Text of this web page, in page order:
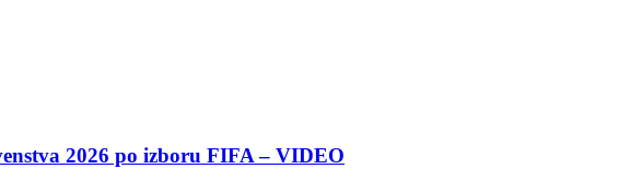
2026 po izboru FIFA – VIDEO